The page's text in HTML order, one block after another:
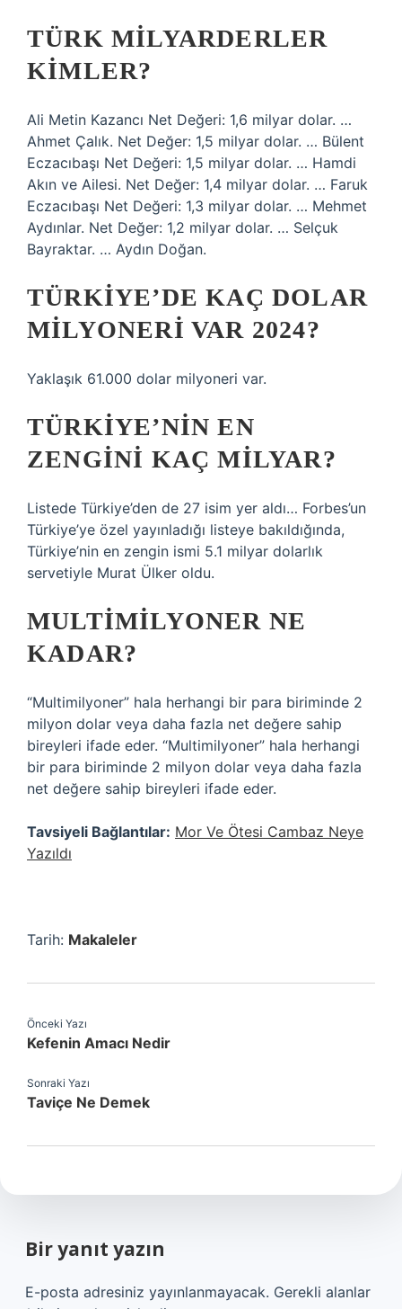
TÜRK MILYARDERLER
KIMLER?
Ali Metin Kazancı Net Değeri: 1,6 milyar dolar. …
Ahmet Çalık. Net Değer: 1,5 milyar dolar. … Bülent
Eczacıbaşı Net Değeri: 1,5 milyar dolar. … Hamdi
Akın ve Ailesi. Net Değer: 1,4 milyar dolar. … Faruk
Eczacıbaşı Net Değeri: 1,3 milyar dolar. … Mehmet
Aydınlar. Net Değer: 1,2 milyar dolar. … Selçuk
Bayraktar. … Aydın Doğan.
TÜRKIYE’DE KAÇ DOLAR
MILYONERI VAR 2024?
Yaklaşık 61.000 dolar milyoneri var.
TÜRKIYE’NIN EN
ZENGINI KAÇ MILYAR?
Listede Türkiye’den de 27 isim yer aldı… Forbes’un
Türkiye’ye özel yayınladığı listeye bakıldığında,
Türkiye’nin en zengin ismi 5.1 milyar dolarlık
servetiyle Murat Ülker oldu.
MULTIMILYONER NE
KADAR?
“Multimilyoner” hala herhangi bir para biriminde 2
milyon dolar veya daha fazla net değere sahip
bireyleri ifade eder. “Multimilyoner” hala herhangi
bir para biriminde 2 milyon dolar veya daha fazla
net değere sahip bireyleri ifade eder.
Tavsiyeli Bağlantılar: Mor Ve Ötesi Cambaz Neye
Yazıldı
Tarih: Makaleler
Önceki Yazı
Kefenin Amacı Nedir
Sonraki Yazı
Taviçe Ne Demek
Bir yanıt yazın
E-posta adresiniz yayınlanmayacak. Gerekli alanlar